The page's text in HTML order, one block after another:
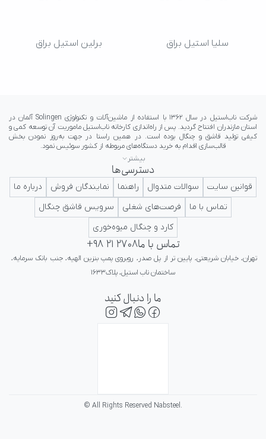
سلیا استیل براق برلین استیل براق
ایرانی در کلاس جهانی تداعی کننده اعتبار و پرستیژ برای ایرانیان باشد.
بیشتر
دسترسی‌ها
قوانین سایت سوالات متدوال راهنما نمایندگان فروش
درباره ما
تماس با ما
فرصت‌های شغلی
سرویس قاشق چنگال
کارد و چنگال میوه‌خوری
تماس با ما+98 21 2708
تهران، خیابان شریعتی، پایین تر از پل صدر، روبروی پمپ بنزین الهیه، جنب بانک سرمایه،
ساختمان ناب استیل، پلاک۱۶۳۳
ما را دنبال کنید
© All Rights Reserved Nabsteel.